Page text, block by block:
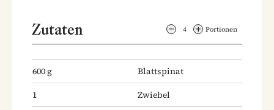
Zutaten 4 Portionen
600g
Blattspinat
1
Zwiebel